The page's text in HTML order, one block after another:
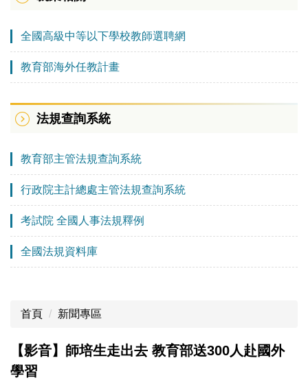
全國高級中等以下學校教師選聘網
教育部海外任教計畫
法規查詢系統
教育部主管法規查詢系統
行政院主計總處主管法規查詢系統
考試院 全國人事法規釋例
全國法規資料庫
首頁 新聞專區
【影音】師培生走出去 教育部送300人赴國外
學習